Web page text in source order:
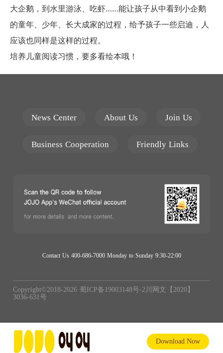
大企鹅，到水里游泳、吃虾……能让孩子从中看到小企鹅
的童年、少年、长大成家的过程，给予孩子一些启迪，人
应该也同样是这样的过程。
培养儿童阅读习惯，要多看绘本哦！
News Center About Us Join Us
Business Cooperation Friendly Links
Contact Us 400-686-7000 Monday to Sunday 9:30-22:00
Copyright©2018-2026 蜀ICP备19003148号-2 川网文【2020】
3036-631号
Download Now